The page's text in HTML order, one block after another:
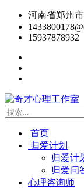
河南省郑州
15937878932
首页
归爱计划
归爱计
归爱问
心理咨询师